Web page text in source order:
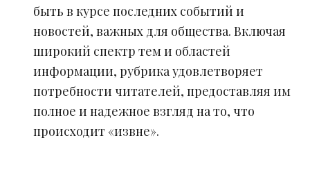
быть в курсе последних событий и
новостей, важных для общества. Включая
широкий спектр тем и областей
информации, рубрика удовлетворяет
потребности читателей, предоставляя им
полное и надежное взгляд на то, что
происходит «извне».